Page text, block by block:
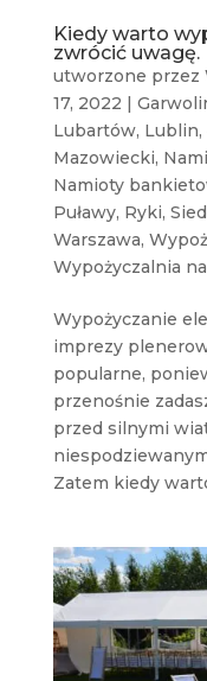
Kiedy warto
zwrócić uwagę.
utworzone przez
17, 2022 |
Lubartów, Lublin,
Mazowiecki,
Namioty
Puławy, Ryki,
Warszawa,
Wypożyczalnia
Wypożyczanie
imprezy
popularne,
przenośnie
przed silnymi
Zatem kiedy